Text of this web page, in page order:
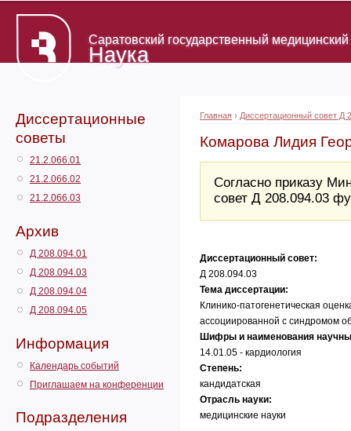
Саратовский государственный
Наука
Диссертационные
советы
21.2.066.01
21.2.066.02
21.2.066.03
Архив
Д 208.094.01
Д 208.094.03
Д 208.094.04
Д 208.094.05
Информация
Календарь событий
Приглашаем на конференции
Подразделения
Главная › Диссертационный совет Д
Комарова Лидия
Согласно приказу
совет Д 208.094.03
Диссертационный совет:
Д 208.094.03
Тема диссертации:
Клинико-патогенетическая
ассоциированной с синдромом
Шифры и наименования
14.01.05 - кардиология
Степень:
кандидатская
Отрасль науки:
медицинские науки